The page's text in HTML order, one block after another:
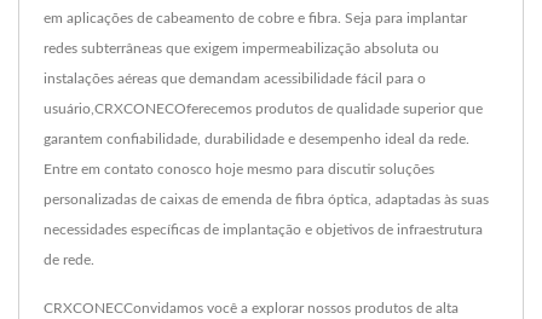
em aplicações de cabeamento de cobre e fibra. Seja para implantar
redes subterrâneas que exigem impermeabilização absoluta ou
instalações aéreas que demandam acessibilidade fácil para o
usuário,CRXCONECOferecemos produtos de qualidade superior que
garantem confiabilidade, durabilidade e desempenho ideal da rede.
Entre em contato conosco hoje mesmo para discutir soluções
personalizadas de caixas de emenda de fibra óptica, adaptadas às suas
necessidades específicas de implantação e objetivos de infraestrutura
de rede.
CRXCONECConvidamos você a explorar nossos produtos de alta